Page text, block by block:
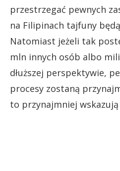
przestrzegać pewnych
na Filipinach tajfuny
Natomiast jeżeli tak
mln innych osób albo
dłuższej perspektywie,
procesy zostaną
to przynajmniej wskazują